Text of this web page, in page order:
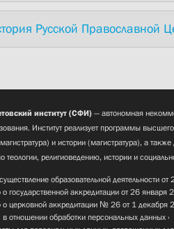
Русской Православной
институт (СФИ) — автономная
Институт реализует программы
и истории (магистратура), а
теологии, религиоведению, истории и
образовательной деятельности
о государственной аккредитации от 26 января
о церковной аккредитации № 26 от 1 декабря
отношении обработки персональных данных